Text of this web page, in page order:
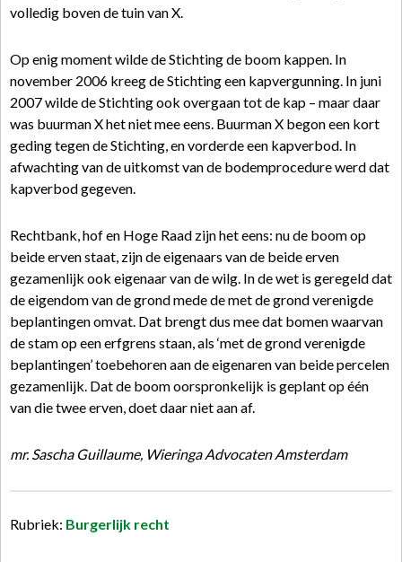
volledig boven de tuin van X.
Op enig moment wilde de Stichting de boom kappen. In
november 2006 kreeg de Stichting een kapvergunning. In juni
2007 wilde de Stichting ook overgaan tot de kap – maar daar
was buurman X het niet mee eens. Buurman X begon een kort
geding tegen de Stichting, en vorderde een kapverbod. In
afwachting van de uitkomst van de bodemprocedure werd dat
kapverbod gegeven.
Rechtbank, hof en Hoge Raad zijn het eens: nu de boom op
beide erven staat, zijn de eigenaars van de beide erven
gezamenlijk ook eigenaar van de wilg. In de wet is geregeld dat
de eigendom van de grond mede de met de grond verenigde
beplantingen omvat. Dat brengt dus mee dat bomen waarvan
de stam op een erfgrens staan, als ‘met de grond verenigde
beplantingen’ toebehoren aan de eigenaren van beide percelen
gezamenlijk. Dat de boom oorspronkelijk is geplant op één
van die twee erven, doet daar niet aan af.
mr. Sascha Guillaume, Wieringa Advocaten Amsterdam
Rubriek: Burgerlijk recht